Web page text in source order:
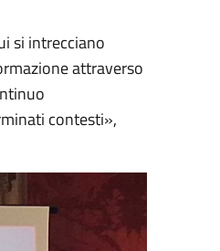
si intrecciano
attraverso
contesti»,